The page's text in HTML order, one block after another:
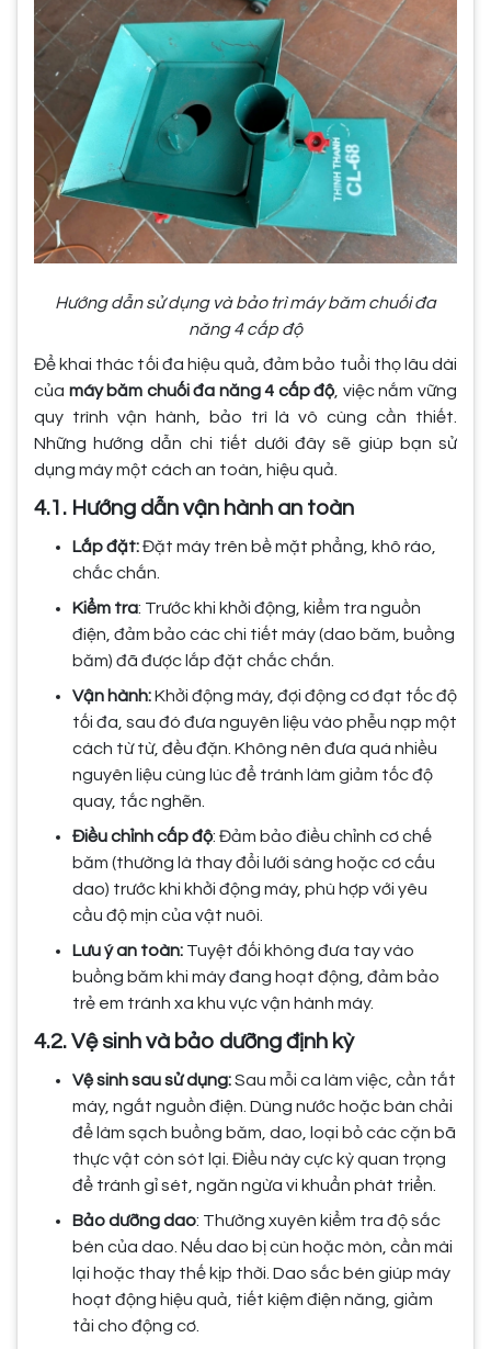
Hướng dẫn sử dụng và bảo trì máy băm chuối đa
năng 4 cấp độ
Để khai thác tối đa hiệu quả, đảm bảo tuổi thọ lâu dài
của máy băm chuối đa năng 4 cấp độ, việc nắm vững
quy trình vận hành, bảo trì là vô cùng cần thiết.
Những hướng dẫn chi tiết dưới đây sẽ giúp bạn sử
dụng máy một cách an toàn, hiệu quả.
4.1. Hướng dẫn vận hành an toàn
Lắp đặt:Đặt máy trên bề mặt phẳng, khô ráo,
chắc chắn.
Kiểm tra: Trước khi khởi động, kiểm tra nguồn
điện, đảm bảo các chi tiết máy (dao băm, buồng
băm) đã được lắp đặt chắc chắn.
Vận hành:Khởi động máy, đợi động cơ đạt tốc độ
tối đa, sau đó đưa nguyên liệu vào phễu nạp một
cách từ từ, đều đặn. Không nên đưa quá nhiều
nguyên liệu cùng lúc để tránh làm giảm tốc độ
quay, tắc nghẽn.
Điều chỉnh cấp độ: Đảm bảo điều chỉnh cơ chế
băm (thường là thay đổi lưới sàng hoặc cơ cấu
dao) trước khi khởi động máy, phù hợp với yêu
cầu độ mịn của vật nuôi.
Lưu ý an toàn: Tuyệt đối không đưa tay vào
buồng băm khi máy đang hoạt động, đảm bảo
trẻ em tránh xa khu vực vận hành máy.
4.2. Vệ sinh và bảo dưỡng định kỳ
Vệ sinh sau sử dụng:Sau mỗi ca làm việc, cần tắt
máy, ngắt nguồn điện. Dùng nước hoặc bàn chải
để làm sạch buồng băm, dao, loại bỏ các cặn bã
thực vật còn sót lại. Điều này cực kỳ quan trọng
để tránh gỉ sét, ngăn ngừa vi khuẩn phát triển.
Bảo dưỡng dao: Thường xuyên kiểm tra độ sắc
bén của dao. Nếu dao bị cùn hoặc mòn, cần mài
lại hoặc thay thế kịp thời. Dao sắc bén giúp máy
hoạt động hiệu quả, tiết kiệm điện năng, giảm
tải cho động cơ.